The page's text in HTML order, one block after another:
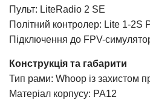
Пульт: LiteRadio 2 SE
Політний контролер: Lite 1-2S
Підключення до FPV-
Конструкція та габарити
Тип рами: Whoop із захистом
Матеріал корпусу: PA12